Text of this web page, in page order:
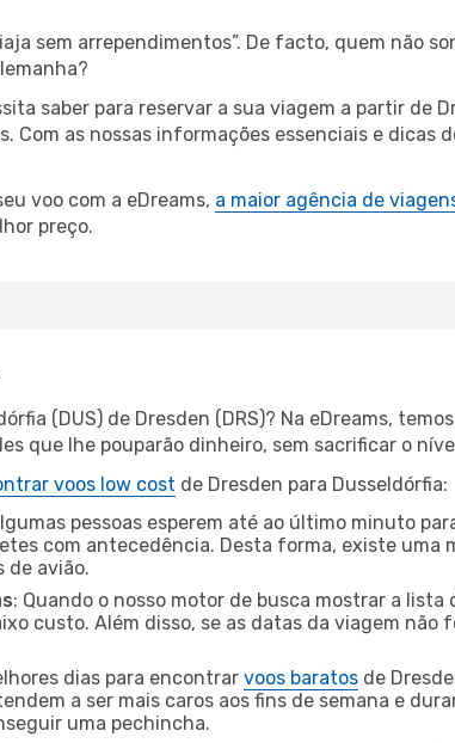
sem arrependimentos”. De facto, quem não
saber para reservar a sua viagem a partir de
Com as nossas informações essenciais e dicas
voo com a eDreams, a maior agência de
preço.
(DUS) de Dresden (DRS)? Na eDreams,
que lhe pouparão dinheiro, sem sacrificar o
voos low cost de Dresden para Dusseldórfia:
pessoas esperem até ao último minuto
com antecedência. Desta forma, existe uma
de avião.
: Quando o nosso motor de busca mostrar a
custo. Além disso, se as datas da viagem
dias para encontrar voos baratos de
a ser mais caros aos fins de semana e
uma pechincha.